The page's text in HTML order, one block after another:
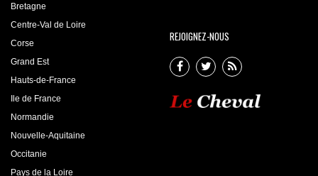
Bretagne
Centre-Val de Loire
Corse
Grand Est
Hauts-de-France
Ile de France
Normandie
Nouvelle-Aquitaine
Occitanie
Pays de la Loire
REJOIGNEZ-NOUS